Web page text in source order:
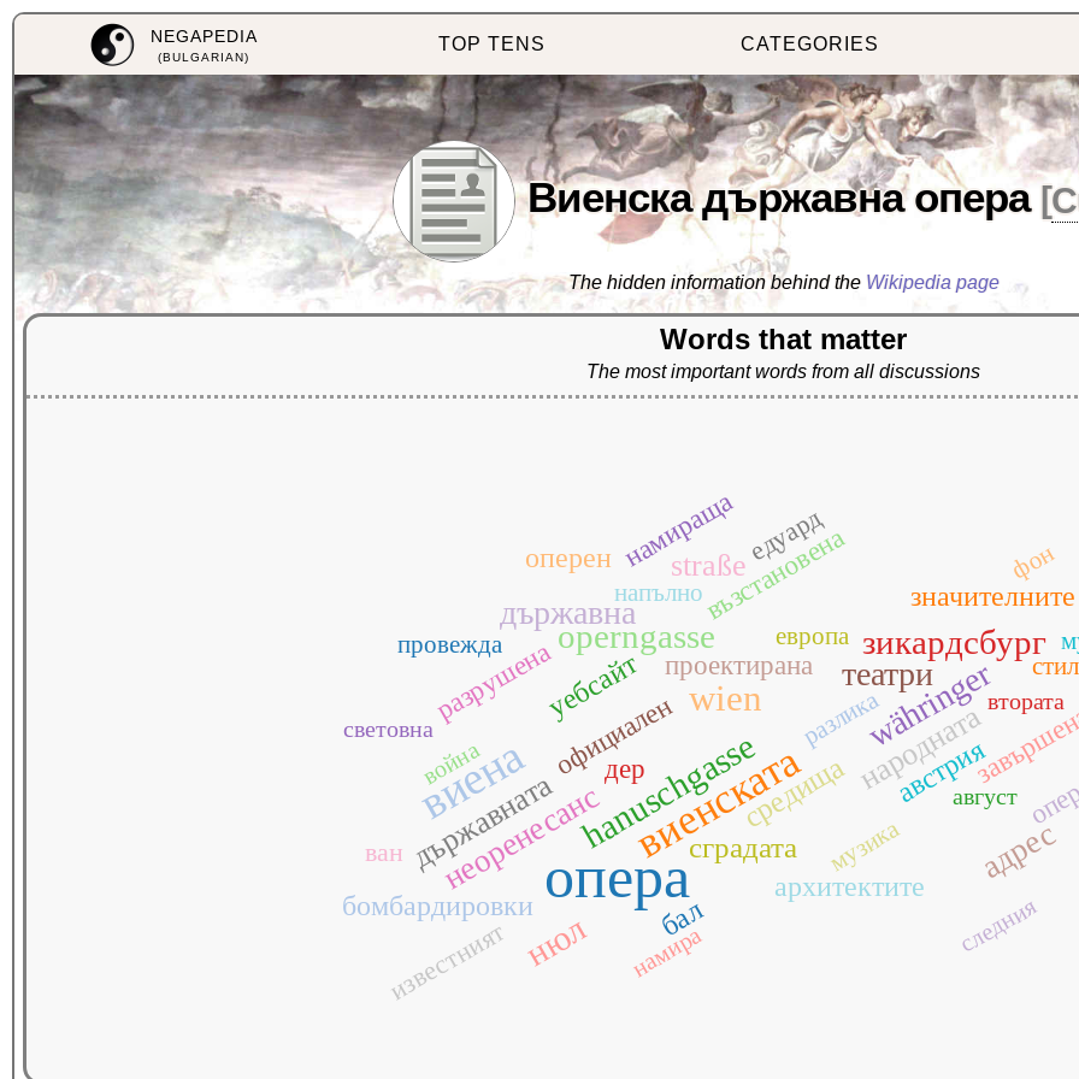
NEGAPEDIA
(BULGARIAN)
TOP TENS CATEGORIES
Виенска държавна опера [
The hidden information behind the Wikipedia page
Words that matter
The most important words from all discussions
опера
виена виенската
wien
hanuschgasse
operngasse зикардсбург
нюл
währinger
държавна
театри
адрес
неоренесанс
straße
държавната
народната
сградата
средища австрия
архитектите
бал
бомбардировки
значителните
оперен
уебсайт
възстановена
дер
намираща
официален
проектирана
разрушена
ван
едуард
известният
европа
музика
напълно
провежда
разлика
стил
фон
август
война
втората
намира
световна
следния